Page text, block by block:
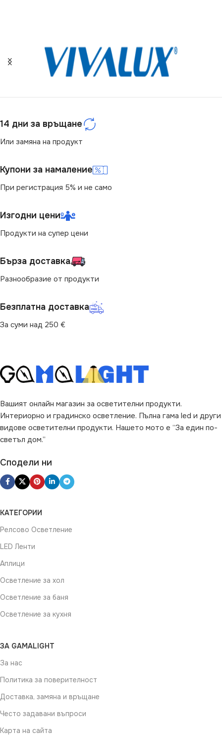
14 дни за връщане
Или замяна на продукт
Купони за намаление
При регистрация 5% и не само
Изгодни цени
Продукти на супер цени
Бърза доставка
Разнообразие от продукти
Безплатна доставка
За суми над 250 €
Вашият онлайн магазин за осветителни продукти.
Интериорно и градинско осветление. Пълна гама led и други
видове осветителни продукти. Нашето мото е “За един по-
светъл дом.”
Сподели ни
КАТЕГОРИИ
Релсово Осветление
LED Ленти
Аплици
Осветление за хол
Осветление за баня
Осветление за кухня
ЗА GAMALIGHT
За нас
Политика за поверителност
Доставка, замяна и връщане
Често задавани въпроси
Карта на сайта